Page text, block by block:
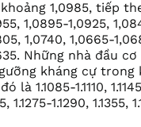
1,0985, tiếp
1,0895-1,0925,
1,0740, 1,0665-
Những nhà đầu
kháng cự trong
là 1.1085-1.1110,
1.1275-1.1290, 1.1355,